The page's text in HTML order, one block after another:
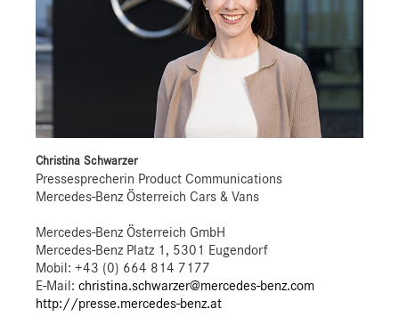
Christina Schwarzer
Pressesprecherin Product Communications
Mercedes-Benz Österreich Cars & Vans
Mercedes-Benz Österreich GmbH
Mercedes-Benz Platz 1, 5301 Eugendorf
Mobil: +43 (0) 664 814 7177
E-Mail: christina.schwarzer@mercedes-benz.com
http://presse.mercedes-benz.at